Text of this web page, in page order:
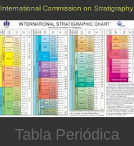
International Commission on Stratigraphy
Tabla Periódica